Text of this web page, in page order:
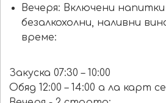
Вечеря: Включени напитки
безалкохолни, наливни
време:
Закуска 07:30 – 10:00
Обяд 12:00 – 14:00 а ла карт